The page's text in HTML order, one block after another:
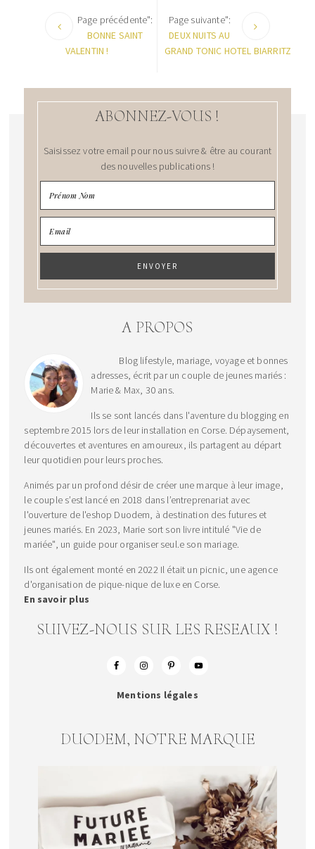
Page précédente":
BONNE SAINT
VALENTIN !
Page suivante":
DEUX NUITS AU
GRAND TONIC HOTEL BIARRITZ
ABONNEZ-VOUS !
Saisissez votre email pour nous suivre & être au courant
des nouvelles publications !
A PROPOS
Blog lifestyle, mariage, voyage et bonnes
adresses, écrit par un couple de jeunes mariés :
Marie & Max, 30 ans.
Ils se sont lancés dans l'aventure du blogging en
septembre 2015 lors de leur installation en Corse. Dépaysement,
découvertes et aventures en amoureux, ils partagent au départ
leur quotidien pour leurs proches.
Animés par un profond désir de créer une marque à leur image,
le couple s’est lancé en 2018 dans l’entreprenariat avec
l'ouverture de l'eshop Duodem, à destination des futures et
jeunes mariés. En 2023, Marie sort son livre intitulé "Vie de
mariée", un guide pour organiser seul.e son mariage.
Ils ont également monté en 2022 Il était un picnic, une agence
d'organisation de pique-nique de luxe en Corse.
En savoir plus
SUIVEZ-NOUS SUR LES RESEAUX !
Mentions légales
DUODEM, NOTRE MARQUE